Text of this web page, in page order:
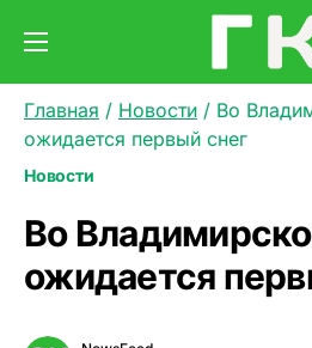
Главная / Новости / Во
ожидается первый снег
Новости
Во
ожидается